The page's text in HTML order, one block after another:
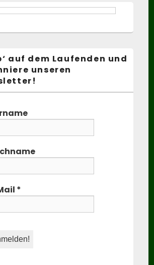
auf dem Laufenden und
unseren
*